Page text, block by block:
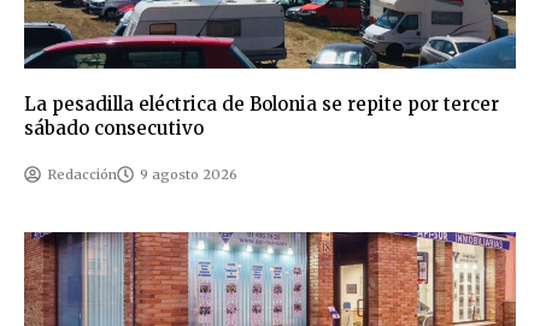
La pesadilla eléctrica de Bolonia se repite por tercer
sábado consecutivo
Redacción 9 agosto 2026